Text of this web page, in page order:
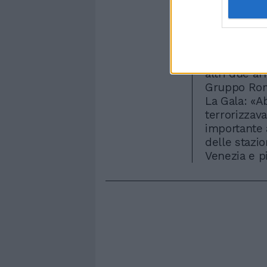
posto.
arrivo
referutiva
attesa di
altri due
Gruppo
La Gala:
importante
delle
Venezia e